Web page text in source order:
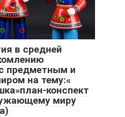
в средней
предметным и
на тему:«
конспект
миру